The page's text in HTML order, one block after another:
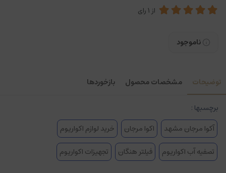
از 1رای
ناموجود
توضیحات مشخصات محصول بازخوردها
برچسبها :
آکوا مرجان مشهد
اکوا مرجان
خرید لوازم اکواریوم
تصفیه آب اکواریوم
فیلتر هنگان تجهیزات اکواریوم